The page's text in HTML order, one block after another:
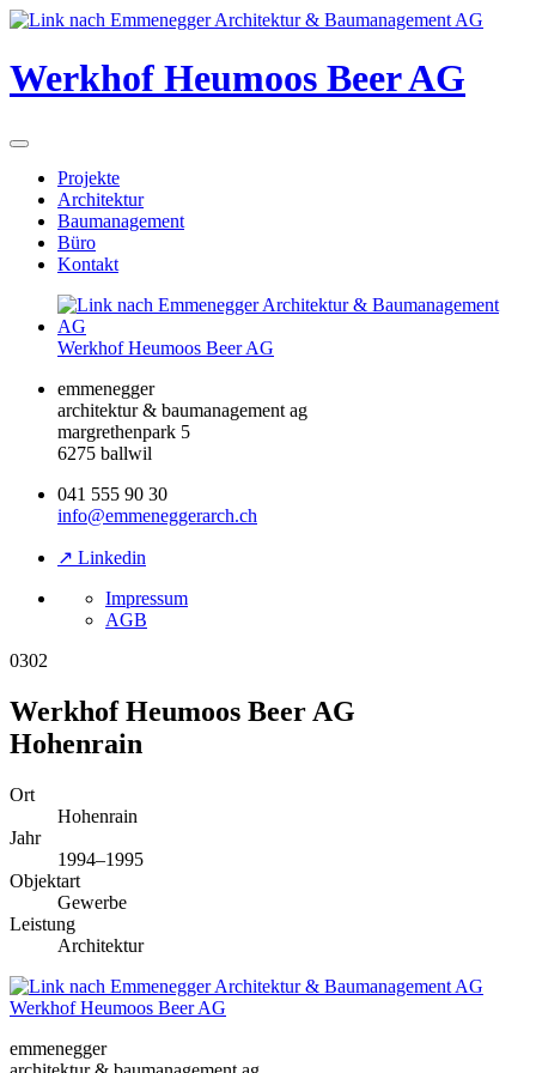
Werkhof Heumoos Beer AG
Projekte
Architektur
Baumanagement
Büro
Kontakt
Werkhof Heumoos Beer AG
emmenegger
architektur & baumanagement ag
margrethenpark 5
6275 ballwil
041 555 90 30
info@emmeneggerarch.ch
↗ Linkedin
Impressum
AGB
0302
Werkhof Heumoos Beer AG
Hohenrain
Ort
Hohenrain
Jahr
1994–1995
Objektart
Gewerbe
Leistung
Architektur
Werkhof Heumoos Beer AG
emmenegger